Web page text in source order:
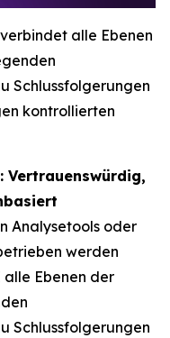
alle Ebenen
Schlussfolgerungen
kontrollierten
Vertrauenswürdig,
Analysetools oder
werden
Ebenen der
Schlussfolgerungen